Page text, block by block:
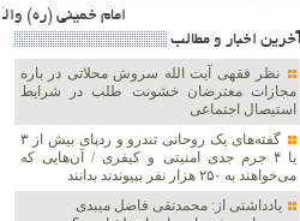
امام خمینی (ره) والله اسلام تمامش سیاست است؛ ***** امام شهید: به گفتار امام و کردار امام اهتمام بورزید ***** امام خمینی(ره): ان شاء الله ما اندوه دلمان را در وقت مناسب با انتقام از
آخرين اخبار و مطالب
نظر فقهی آیت الله سروش محلاتی در باره
مجازات معترضان خشونت طلب در شرایط
استیصال اجتماعی
گفته‌های یک روحانی تندرو و ردپای بیش از ۳
یا ۴ جرم جدی امنیتی و کیفری / آن‌هایی که
می‌خواهند به ۲۵۰ هزار نفر بپیوندند بدانند
یادداشتی از: محمدتقی فاضل میبدی